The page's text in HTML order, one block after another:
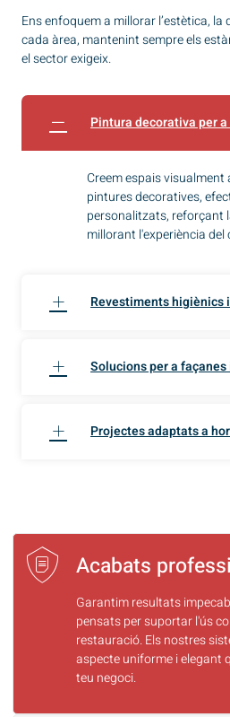
Ens enfoquem a millorar l’estètica,
cada àrea, mantenint sempre els
el sector exigeix.
Pintura decorativa per
Creem espais
pintures decoratives,
personalitzats, reforçant
millorant l'experiència del
Revestiments higiènics
Solucions per a
Projectes adaptats a
Acabats
Garantim resultats
pensats per suportar l'ús
restauració. Els nostres
aspecte uniforme i elegant
teu negoci.